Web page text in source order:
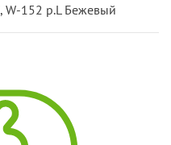
W-152 р.L Бежевый